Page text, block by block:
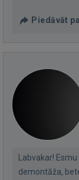
Piedāvāt
Labvakar!
demontāža,